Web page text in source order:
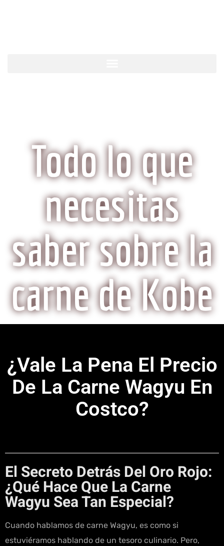
Todo lo que
necesitas
saber sobre la
carne de Kobe
¿Vale La Pena El Precio
De La Carne Wagyu En
Costco?
El Secreto Detrás Del Oro Rojo:
¿Qué Hace Que La Carne
Wagyu Sea Tan Especial?
Cuando hablamos de carne Wagyu, es como si
estuviéramos hablando de un tesoro culinario. Pero,